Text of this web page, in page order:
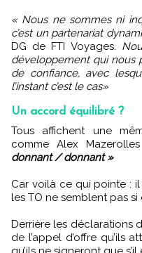
« Nous ne sommes ni
c’est un partenariat
DG de FTI Voyages.
développement qui nous
de confiance, avec
l’instant c’est le cas»
Un accord équilibré ?
Tous affichent une même confiance… Avant d’ajouter,
comme Alex
donnant / donnant »
Car voilà ce qui pointe :
les TO ne semblent pas
Derrière les déclarations
de l’appel d’offre qu’ils